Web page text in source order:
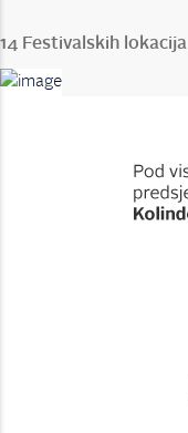
14 Festivalskih lokacija